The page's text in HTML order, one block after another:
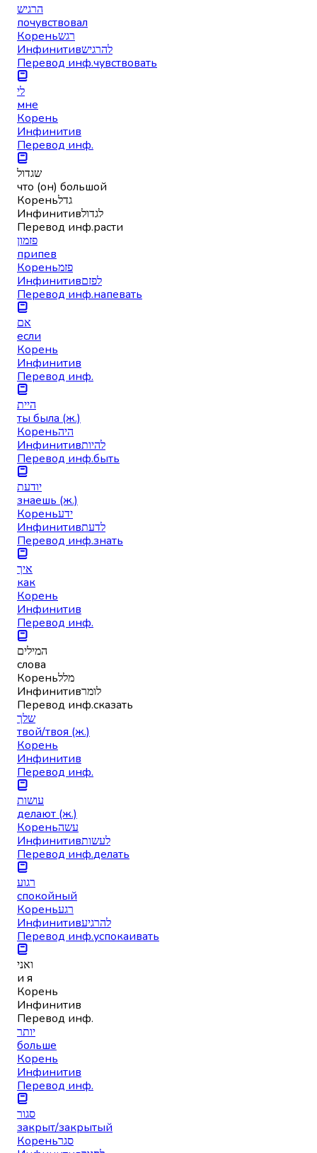
הרגיש
почувствовал
Кореньרגש
Инфинитивלהרגיש
Перевод инф.чувствовать
לי
мне
Корень
Инфинитив
Перевод инф.
שגדול
что (он) большой
Кореньגדל
Инфинитивלגדול
Перевод инф.расти
פזמון
припев
Кореньפזמ
Инфинитивלפזם
Перевод инф.напевать
אם
если
Корень
Инфинитив
Перевод инф.
היית
ты была (ж.)
Кореньהיה
Инфинитивלהיות
Перевод инф.быть
יודעת
знаешь (ж.)
Кореньידע
Инфинитивלדעת
Перевод инф.знать
איך
как
Корень
Инфинитив
Перевод инф.
המילים
слова
Кореньמלל
Инфинитивלומר
Перевод инф.сказать
שלך
твой/твоя (ж.)
Корень
Инфинитив
Перевод инф.
עושות
делают (ж.)
Кореньעשה
Инфинитивלעשות
Перевод инф.делать
רגוע
спокойный
Кореньרגע
Инфинитивלהרגיע
Перевод инф.успокаивать
ואני
и я
Корень
Инфинитив
Перевод инф.
יותר
больше
Корень
Инфинитив
Перевод инф.
סגור
закрыт/закрытый
Кореньסגר